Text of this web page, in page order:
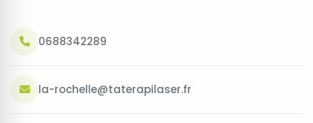
0688342289
la-rochelle@taterapilaser.fr